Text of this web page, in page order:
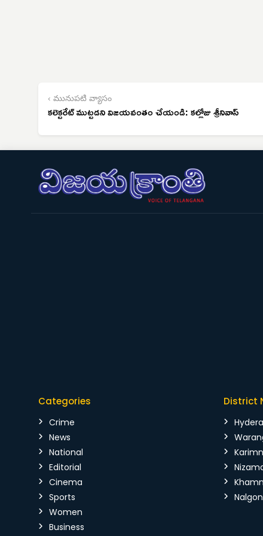
‹ మునుపటి వ్యాసం
కలెక్టరేట్ ముట్టడని విజయవంతం చేయండి: కల్లోజు శ్రీనివాస్
Categories
Crime
News
National
Editorial
Cinema
Sports
Women
Business
District